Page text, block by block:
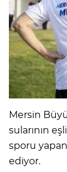
Mersin
sularının
sporu
ediyor.